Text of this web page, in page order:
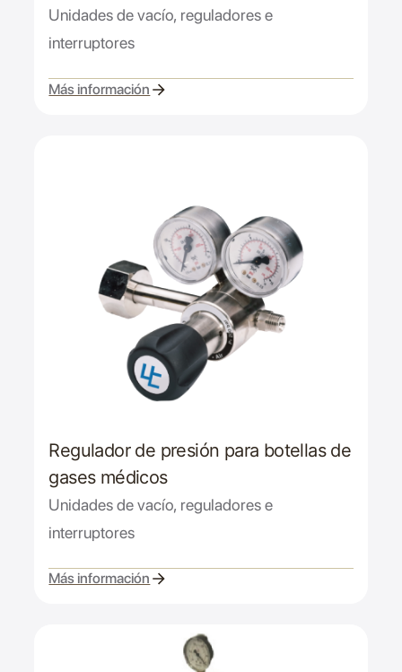
Unidades de vacío, reguladores e
interruptores
Más información
Regulador de presión para botellas de
gases médicos
Unidades de vacío, reguladores e
interruptores
Más información